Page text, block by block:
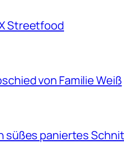
Streetfood
von Familie Weiß
süßes paniertes